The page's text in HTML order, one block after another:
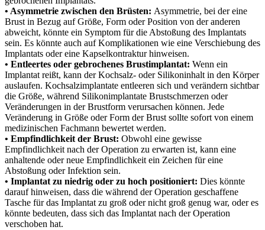
• Asymmetrie zwischen den Brüsten: Asymmetrie, bei der eine
Brust in Bezug auf Größe, Form oder Position von der anderen
abweicht, könnte ein Symptom für die Abstoßung des Implantats
sein. Es könnte auch auf Komplikationen wie eine Verschiebung des
Implantats oder eine Kapselkontraktur hinweisen.
• Entleertes oder gebrochenes Brustimplantat: Wenn ein
Implantat reißt, kann der Kochsalz- oder Silikoninhalt in den Körper
auslaufen. Kochsalzimplantate entleeren sich und verändern sichtbar
die Größe, während Silikonimplantate Brustschmerzen oder
Veränderungen in der Brustform verursachen können. Jede
Veränderung in Größe oder Form der Brust sollte sofort von einem
medizinischen Fachmann bewertet werden.
• Empfindlichkeit der Brust: Obwohl eine gewisse
Empfindlichkeit nach der Operation zu erwarten ist, kann eine
anhaltende oder neue Empfindlichkeit ein Zeichen für eine
Abstoßung oder Infektion sein.
• Implantat zu niedrig oder zu hoch positioniert: Dies könnte
darauf hinweisen, dass die während der Operation geschaffene
Tasche für das Implantat zu groß oder nicht groß genug war, oder es
könnte bedeuten, dass sich das Implantat nach der Operation
verschoben hat.